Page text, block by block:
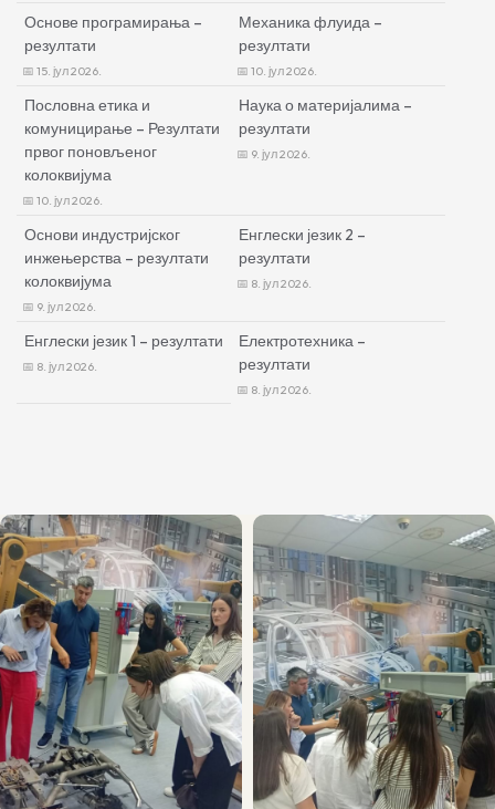
Основе програмирања –
резултати
15. јул 2026.
Механика флуида –
резултати
10. јул 2026.
Пословна етика и
комуницирање – Резултати
првог поновљеног
колоквијума
10. јул 2026.
Наука о материјалима –
резултати
9. јул 2026.
Основи индустријског
инжењерства – резултати
колоквијума
9. јул 2026.
Енглески језик 2 –
резултати
8. јул 2026.
Енглески језик 1 – резултати
8. јул 2026.
Електротехника –
резултати
8. јул 2026.